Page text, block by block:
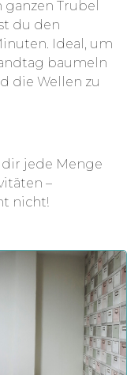
Trubel
du den
Ideal, um
baumeln
die Wellen zu
dir jede Menge
–
nicht!